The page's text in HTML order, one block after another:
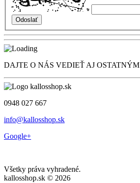
DAJTE O NÁS VEDIEŤ AJ OSTATNÝM
0948 027 667
info@kallosshop.sk
Google+
Všetky práva vyhradené.
kallosshop.sk © 2026